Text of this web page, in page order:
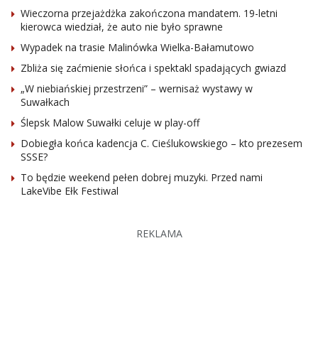
Wieczorna przejażdżka zakończona mandatem. 19-letni
kierowca wiedział, że auto nie było sprawne
Wypadek na trasie Malinówka Wielka-Bałamutowo
Zbliża się zaćmienie słońca i spektakl spadających gwiazd
„W niebiańskiej przestrzeni” – wernisaż wystawy w
Suwałkach
Ślepsk Malow Suwałki celuje w play-off
Dobiegła końca kadencja C. Cieślukowskiego – kto prezesem
SSSE?
To będzie weekend pełen dobrej muzyki. Przed nami
LakeVibe Ełk Festiwal
REKLAMA